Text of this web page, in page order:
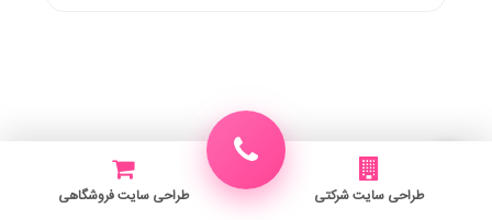
طراحی سایت شرکتی طراحی سایت فروشگاهی